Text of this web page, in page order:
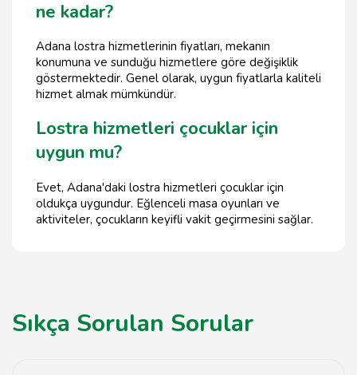
ne kadar?
Adana lostra hizmetlerinin fiyatları, mekanın
konumuna ve sunduğu hizmetlere göre değişiklik
göstermektedir. Genel olarak, uygun fiyatlarla kaliteli
hizmet almak mümkündür.
Lostra hizmetleri çocuklar için
uygun mu?
Evet, Adana'daki lostra hizmetleri çocuklar için
oldukça uygundur. Eğlenceli masa oyunları ve
aktiviteler, çocukların keyifli vakit geçirmesini sağlar.
Sıkça Sorulan Sorular